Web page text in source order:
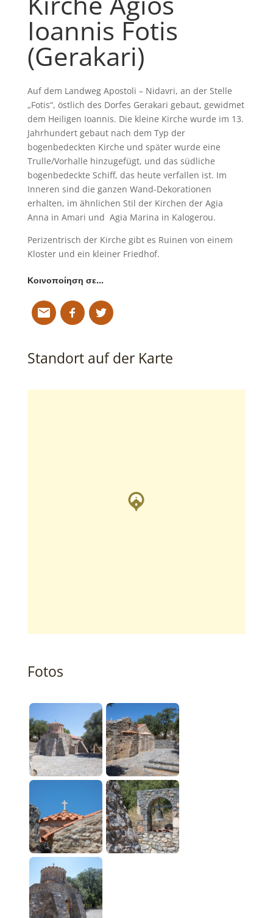
Ioannis Fotis
(Gerakari)
Auf dem Landweg Apostoli – Nidavri, an der Stelle
„Fotis“, östlich des Dorfes Gerakari gebaut, gewidmet
dem Heiligen Ioannis. Die kleine Kirche wurde im 13.
Jahrhundert gebaut nach dem Typ der
bogenbedeckten Kirche und später wurde eine
Trulle/Vorhalle hinzugefügt, und das südliche
bogenbedeckte Schiff, das heute verfallen ist. Im
Inneren sind die ganzen Wand-Dekorationen
erhalten, im ähnlichen Stil der Kirchen der Agia
Anna in Amari und Agia Marina in Kalogerou.
Perizentrisch der Kirche gibt es Ruinen von einem
Kloster und ein kleiner Friedhof.
Κοινοποίηση σε…
Standort auf der Karte
Fotos